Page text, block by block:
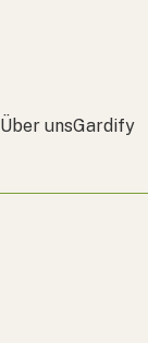
Über unsGardify